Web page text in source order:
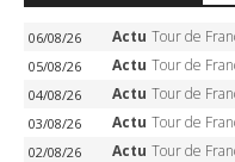
06/08/26 Actu Tour de France Femmes 2026,
05/08/26 Actu Tour de France Femmes 2026,
04/08/26 Actu Tour de France Femmes 2026,
03/08/26 Actu Tour de France Femmes 2026,
02/08/26 Actu Tour de France Femmes 2026,